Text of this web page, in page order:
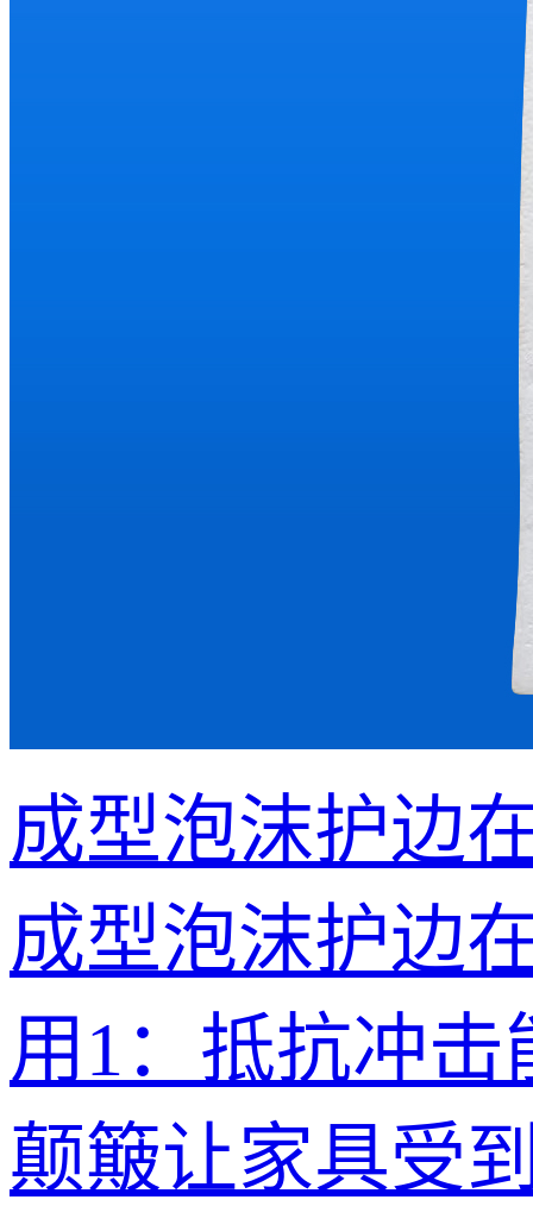
成型泡沫护边
成型泡沫护边
用1：抵抗冲
颠簸让家具受